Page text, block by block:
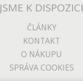
JSME K DISPOZICI
ČLÁNKY
KONTAKT
O NÁKUPU
SPRÁVA COOKIES